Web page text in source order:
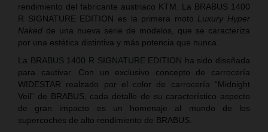
rendimiento del fabricante austriaco KTM. La BRABUS 1400
R SIGNATURE EDITION es la primera moto Luxury Hyper
Naked de una nueva serie de modelos, que se caracteriza
por una estética distintiva y más potencia que nunca.
La BRABUS 1400 R SIGNATURE EDITION ha sido diseñada
para cautivar. Con un exclusivo concepto de carrocería
WIDESTAR realzado por el color de carrocería “Midnight
Veil” de BRABUS, cada detalle de su característico aspecto
de gran impacto es un homenaje al mundo de los
supercoches de alto rendimiento de BRABUS.